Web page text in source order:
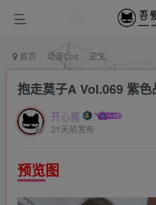
首页 动漫Cos 正文
抱走莫子A Vol.069 紫
开心酱
31天前发布
预览图